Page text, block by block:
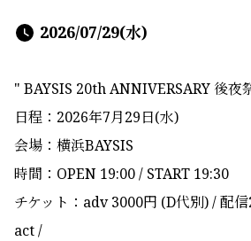
2026/07/29(水)
" BAYSIS 20th ANNIVERSARY 後夜
日程：2026年7月29日(水)
会場：横浜BAYSIS
時間：OPEN 19:00 / START 19:30
チケット：adv 3000円 (D代別) / 配
act /